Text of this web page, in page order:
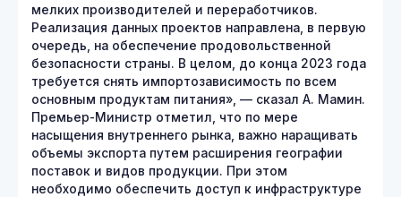
мелких производителей и переработчиков.
Реализация данных проектов направлена, в первую
очередь, на обеспечение продовольственной
безопасности страны. В целом, до конца 2023 года
требуется снять импортозависимость по всем
основным продуктам питания», — сказал А. Мамин.
Премьер-Министр отметил, что по мере
насыщения внутреннего рынка, важно наращивать
объемы экспорта путем расширения географии
поставок и видов продукции. При этом
необходимо обеспечить доступ к инфраструктуре